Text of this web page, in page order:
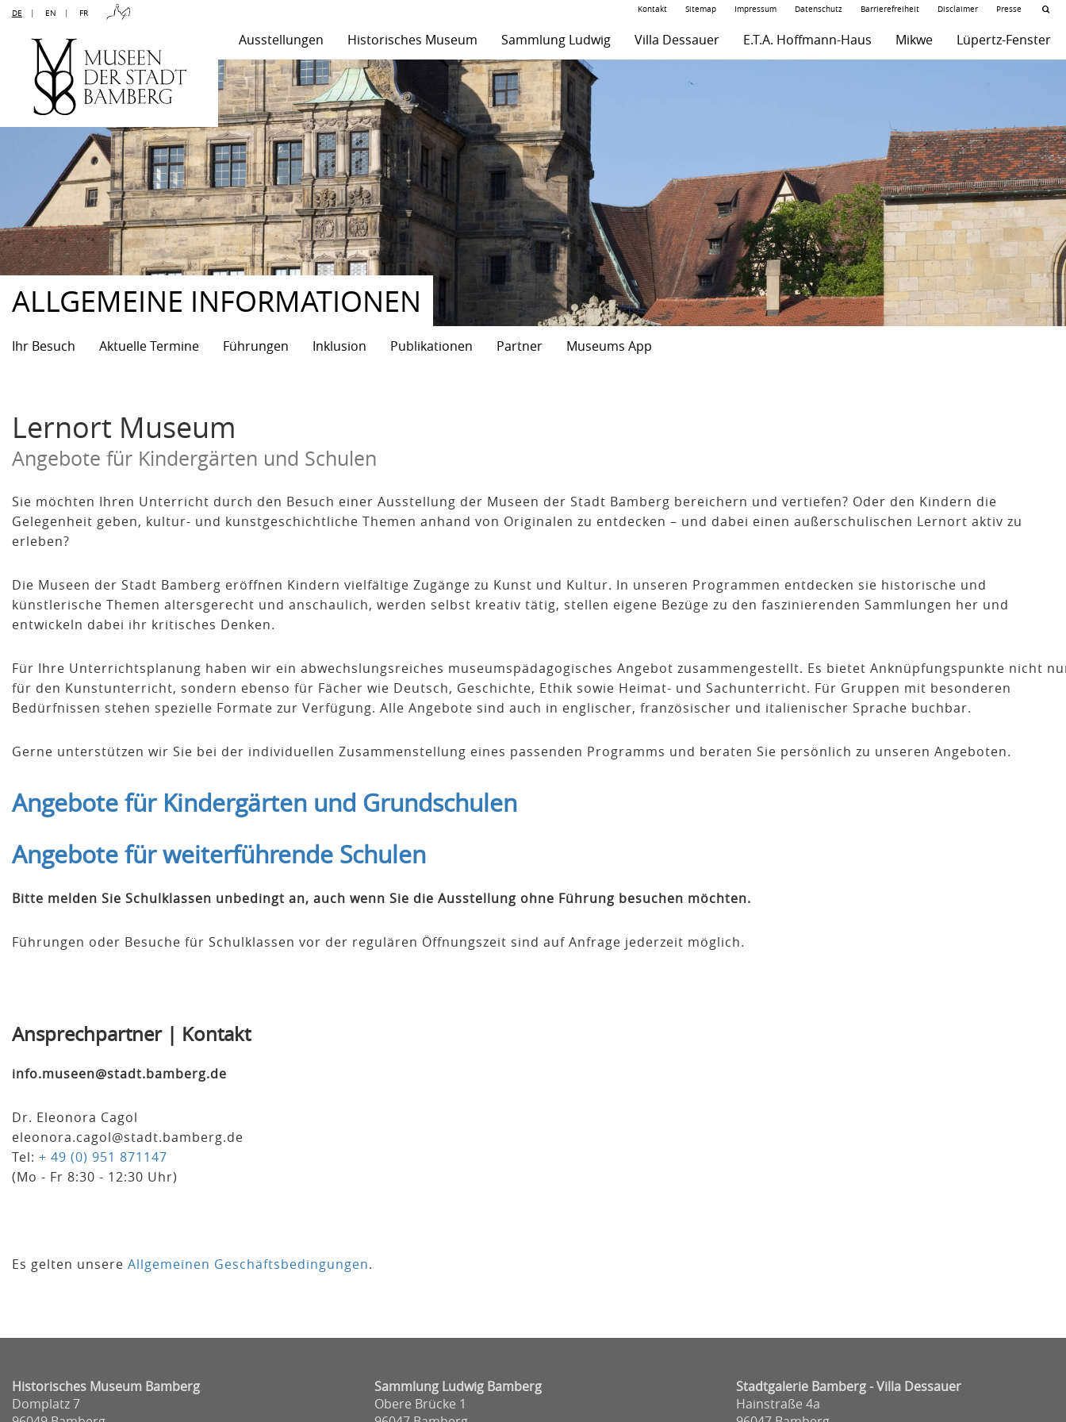
DE EN FR Kontakt Sitemap Impressum Datenschutz Barrierefreiheit Disclaimer Presse
Ausstellungen Historisches Museum Sammlung Ludwig Villa Dessauer E.T.A. Hoffmann-Haus Mikwe Lüpertz-Fenster
ALLGEMEINE INFORMATIONEN
Ihr Besuch Aktuelle Termine Führungen Inklusion Publikationen Partner Museums App
Lernort Museum
Angebote für Kindergärten und Schulen
Sie möchten Ihren Unterricht durch den Besuch einer Ausstellung der Museen der Stadt Bamberg bereichern und vertiefen? Oder den Kindern die
Gelegenheit geben, kultur- und kunstgeschichtliche Themen anhand von Originalen zu entdecken – und dabei einen außerschulischen Lernort aktiv zu
erleben?
Die Museen der Stadt Bamberg eröffnen Kindern vielfältige Zugänge zu Kunst und Kultur. In unseren Programmen entdecken sie historische und
künstlerische Themen altersgerecht und anschaulich, werden selbst kreativ tätig, stellen eigene Bezüge zu den faszinierenden Sammlungen her und
entwickeln dabei ihr kritisches Denken.
Für Ihre Unterrichtsplanung haben wir ein abwechslungsreiches museumspädagogisches Angebot zusammengestellt. Es bietet Anknüpfungspunkte nicht
für den Kunstunterricht, sondern ebenso für Fächer wie Deutsch, Geschichte, Ethik sowie Heimat- und Sachunterricht. Für Gruppen mit besonderen
Bedürfnissen stehen spezielle Formate zur Verfügung. Alle Angebote sind auch in englischer, französischer und italienischer Sprache buchbar.
Gerne unterstützen wir Sie bei der individuellen Zusammenstellung eines passenden Programms und beraten Sie persönlich zu unseren Angeboten.
Angebote für Kindergärten und Grundschulen
Angebote für weiterführende Schulen
Bitte melden Sie Schulklassen unbedingt an, auch wenn Sie die Ausstellung ohne Führung besuchen möchten.
Führungen oder Besuche für Schulklassen vor der regulären Öffnungszeit sind auf Anfrage jederzeit möglich.
Ansprechpartner | Kontakt
info.museen@stadt.bamberg.de
Dr. Eleonora Cagol
eleonora.cagol@stadt.bamberg.de
Tel: + 49 (0) 951 871147
(Mo - Fr 8:30 - 12:30 Uhr)
Es gelten unsere Allgemeinen Geschäftsbedingungen.
Historisches Museum Bamberg
Domplatz 7
Sammlung Ludwig Bamberg
Obere Brücke 1
Stadtgalerie Bamberg - Villa Dessauer
Hainstraße 4a